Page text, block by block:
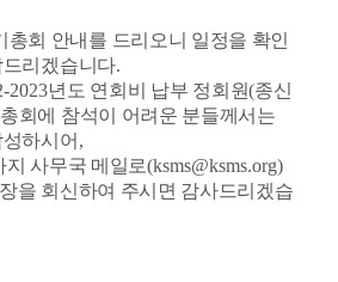
총회 안내를 드리오니 일정을 확인
리겠습니다.
2023년도 연회비 납부 정회원(종신
회에 참석이 어려운 분들께서는
하시어 ,
지 사무국 메일로(ksms@ksms.org)
을 회신하여 주시면 감사드리겠습